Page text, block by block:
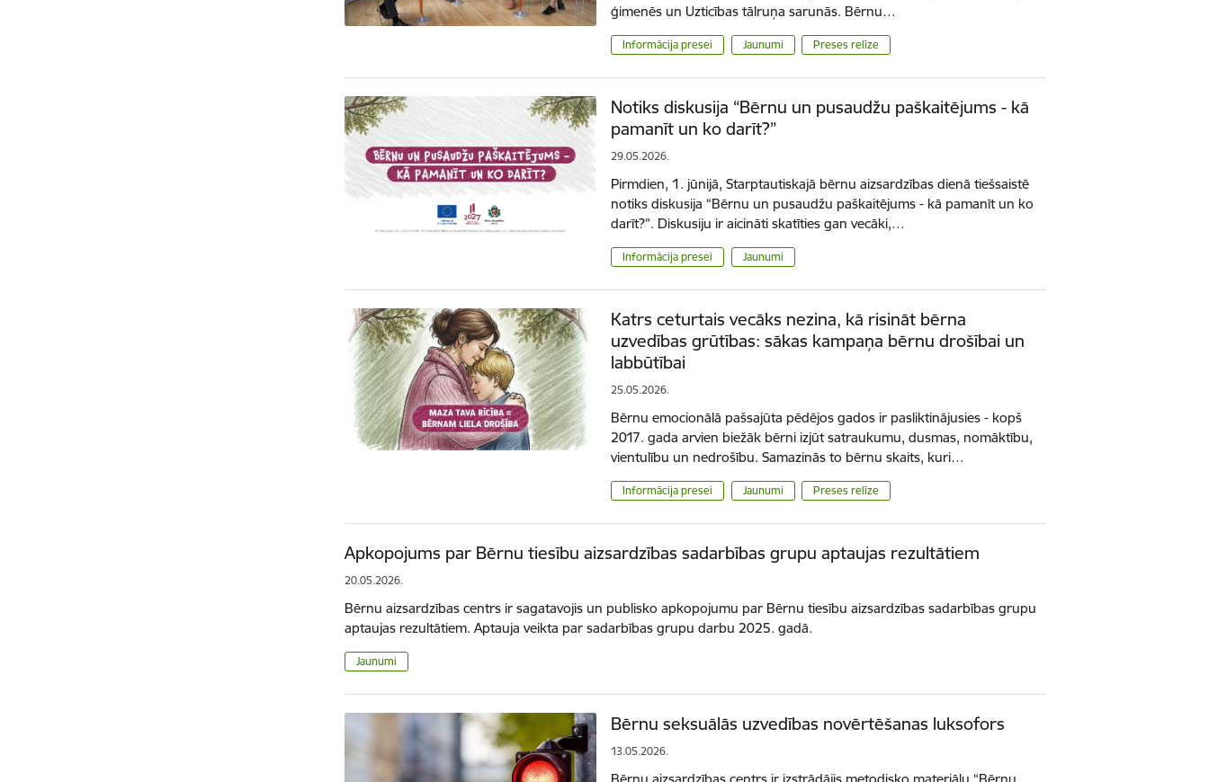
ģimenēs un Uzticības tālruņa sarunās. Bērnu…
Informācija presei Jaunumi Preses relīze
Notiks diskusija “Bērnu un pusaudžu paškaitējums - kā
pamanīt un ko darīt?”
29.05.2026.
Pirmdien, 1. jūnijā, Starptautiskajā bērnu aizsardzības dienā tiešsaistē
notiks diskusija “Bērnu un pusaudžu paškaitējums - kā pamanīt un ko
darīt?”. Diskusiju ir aicināti skatīties gan vecāki,…
Informācija presei Jaunumi
Katrs ceturtais vecāks nezina, kā risināt bērna
uzvedības grūtības: sākas kampaņa bērnu drošībai un
labbūtībai
25.05.2026.
Bērnu emocionālā pašsajūta pēdējos gados ir pasliktinājusies - kopš
2017. gada arvien biežāk bērni izjūt satraukumu, dusmas, nomāktību,
vientulību un nedrošību. Samazinās to bērnu skaits, kuri…
Informācija presei Jaunumi Preses relīze
Apkopojums par Bērnu tiesību aizsardzības sadarbības grupu aptaujas rezultātiem
20.05.2026.
Bērnu aizsardzības centrs ir sagatavojis un publisko apkopojumu par Bērnu tiesību aizsardzības sadarbības grupu
aptaujas rezultātiem. Aptauja veikta par sadarbības grupu darbu 2025. gadā.
Jaunumi
Bērnu seksuālās uzvedības novērtēšanas luksofors
13.05.2026.
Bērnu aizsardzības centrs ir izstrādājis metodisko materiālu “Bērnu